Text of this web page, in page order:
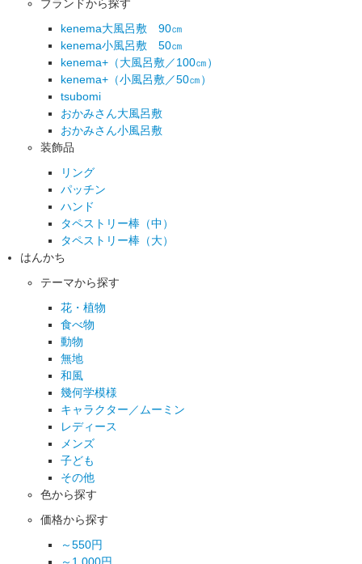
ブランドから探す
kenema大風呂敷 90㎝
kenema小風呂敷 50㎝
kenema+（大風呂敷／100㎝）
kenema+（小風呂敷／50㎝）
tsubomi
おかみさん大風呂敷
おかみさん小風呂敷
装飾品
リング
パッチン
ハンド
タペストリー棒（中）
タペストリー棒（大）
はんかち
テーマから探す
花・植物
食べ物
動物
無地
和風
幾何学模様
キャラクター／ムーミン
レディース
メンズ
子ども
その他
色から探す
価格から探す
～550円
～1,000円